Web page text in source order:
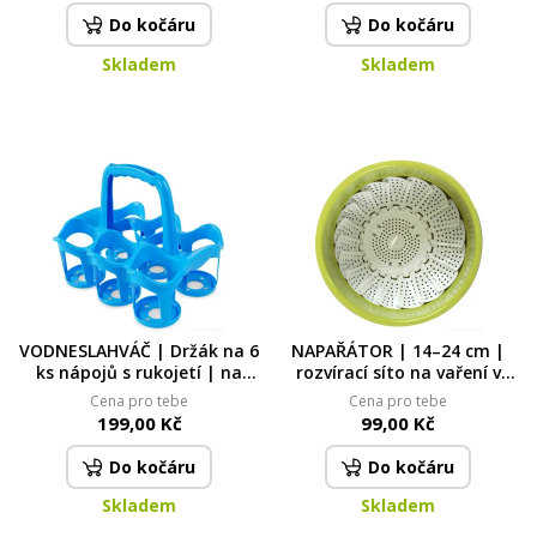
Do kočáru
Skladem
Do kočáru
Skladem
VODNESLAHVÁČ | Držák na 6
ks nápojů s rukojetí | na
lahve, kelímky i PETky |
modrý
Cena pro tebe
199,00 Kč
Do kočáru
Skladem
NAPAŘÁTOR | 14–24 cm |
rozvírací síto na vaření v
páře
Cena pro tebe
99,00 Kč
Do kočáru
Skladem